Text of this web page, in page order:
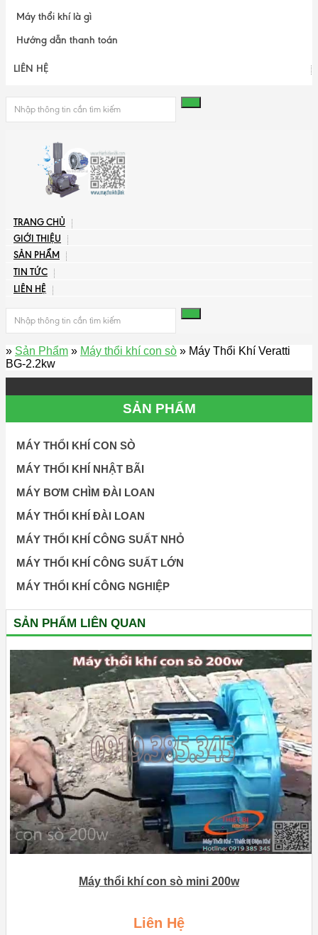
Máy thổi khí là gì
Hướng dẫn thanh toán
LIÊN HỆ
TRANG CHỦ
GIỚI THIỆU
SẢN PHẨM
TIN TỨC
LIÊN HỆ
» Sản Phẩm » Máy thổi khí con sò » Máy Thổi Khí Veratti
BG-2.2kw
SẢN PHẨM
MÁY THỔI KHÍ CON SÒ
MÁY THỔI KHÍ NHẬT BÃI
MÁY BƠM CHÌM ĐÀI LOAN
MÁY THỔI KHÍ ĐÀI LOAN
MÁY THỔI KHÍ CÔNG SUẤT NHỎ
MÁY THỔI KHÍ CÔNG SUẤT LỚN
MÁY THỔI KHÍ CÔNG NGHIỆP
SẢN PHẨM LIÊN QUAN
Máy thổi khí con sò mini 200w
Liên Hệ